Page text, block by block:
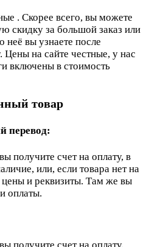
. Скорее всего, вы можете
скидку за большой заказ или
неё вы узнаете после
Цены на сайте честные, у нас
включены в стоимость
товар
перевод:
получите счет на оплату, в
или, если товара нет на
цены и реквизиты. Там же вы
оплаты.